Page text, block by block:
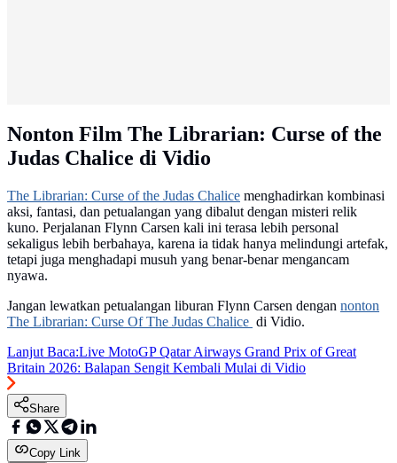
Nonton Film The Librarian: Curse of the
Judas Chalice di Vidio
The Librarian: Curse of the Judas Chalice menghadirkan kombinasi
aksi, fantasi, dan petualangan yang dibalut dengan misteri relik
kuno. Perjalanan Flynn Carsen kali ini terasa lebih personal
sekaligus lebih berbahaya, karena ia tidak hanya melindungi artefak,
tetapi juga menghadapi musuh yang benar-benar mengancam
nyawa.
Jangan lewatkan petualangan liburan Flynn Carsen dengan nonton
The Librarian: Curse Of The Judas Chalice di Vidio.
Lanjut Baca:Live MotoGP Qatar Airways Grand Prix of Great
Britain 2026: Balapan Sengit Kembali Mulai di Vidio
Share
Copy Link